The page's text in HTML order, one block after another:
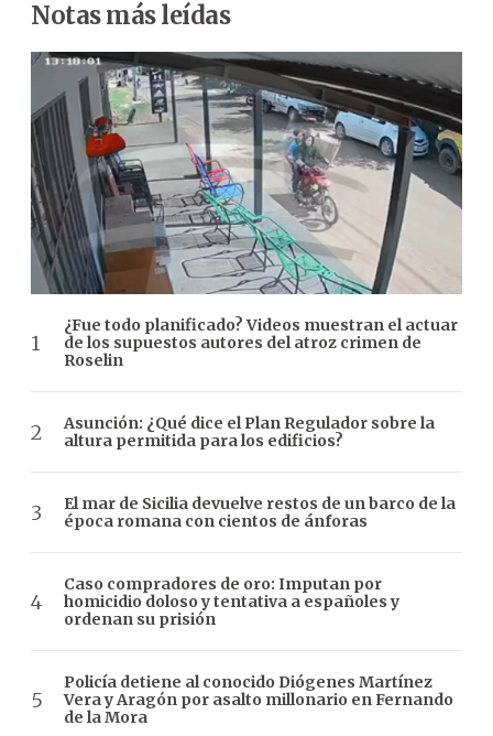
Notas más leídas
¿Fue todo planificado? Videos muestran el actuar
de los supuestos autores del atroz crimen de
Roselin
Asunción: ¿Qué dice el Plan Regulador sobre la
altura permitida para los edificios?
El mar de Sicilia devuelve restos de un barco de la
época romana con cientos de ánforas
Caso compradores de oro: Imputan por
homicidio doloso y tentativa a españoles y
ordenan su prisión
Policía detiene al conocido Diógenes Martínez
Vera y Aragón por asalto millonario en Fernando
de la Mora